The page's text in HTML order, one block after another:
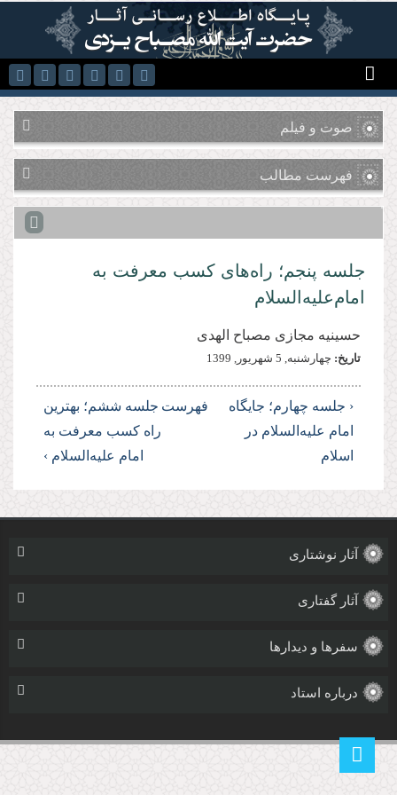
رفتن به محتوای اصلی
صوت و فیلم
فهرست مطالب
جلسه پنجم؛ راه‌های کسب معرفت به
امام‌علیه‌السلام
حسینیه مجازی مصباح الهدی
تاریخ: چهارشنبه, 5 شهريور, 1399
‹ جلسه چهارم؛ جایگاه
امام علیه‌السلام در
اسلام
فهرست جلسه ششم؛ بهترین
راه کسب معرفت به
امام علیه‌السلام ›
آثار نوشتاری
آثار گفتاری
سفرها و دیدارها
درباره استاد